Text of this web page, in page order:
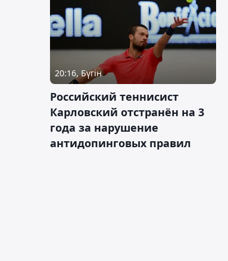
20:16, Бүгін
Российский теннисист
Карловский отстранён на 3
года за нарушение
антидопинговых правил